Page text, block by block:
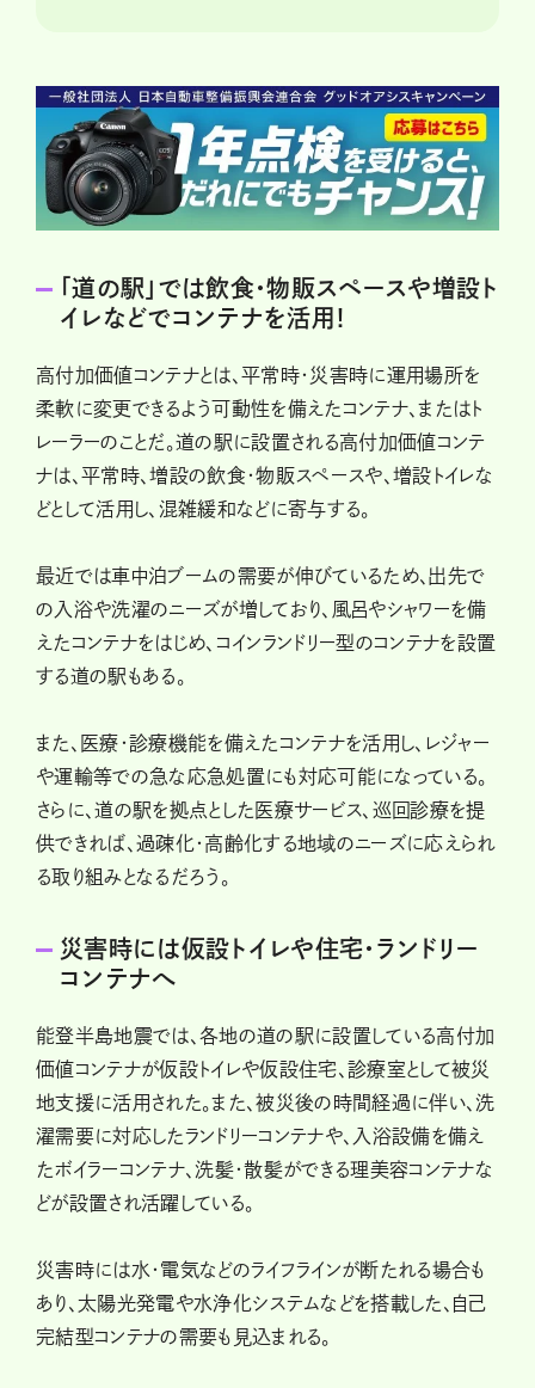
「道の駅」では飲食・物販スペースや増設ト
イレなどでコンテナを活用！
高付加価値コンテナとは、平常時・災害時に運用場所を
柔軟に変更できるよう可動性を備えたコンテナ、またはト
レーラーのことだ。道の駅に設置される高付加価値コンテ
ナは、平常時、増設の飲食・物販スペースや、増設トイレな
どとして活用し、混雑緩和などに寄与する。
最近では車中泊ブームの需要が伸びているため、出先で
の入浴や洗濯のニーズが増しており、風呂やシャワーを備
えたコンテナをはじめ、コインランドリー型のコンテナを設置
する道の駅もある。
また、医療・診療機能を備えたコンテナを活用し、レジャー
や運輸等での急な応急処置にも対応可能になっている。
さらに、道の駅を拠点とした医療サービス、巡回診療を提
供できれば、過疎化・高齢化する地域のニーズに応えられ
る取り組みとなるだろう。
災害時には仮設トイレや住宅・ランドリー
コンテナへ
能登半島地震では、各地の道の駅に設置している高付加
価値コンテナが仮設トイレや仮設住宅、診療室として被災
地支援に活用された。また、被災後の時間経過に伴い、洗
濯需要に対応したランドリーコンテナや、入浴設備を備え
たボイラーコンテナ、洗髪・散髪ができる理美容コンテナな
どが設置され活躍している。
災害時には水・電気などのライフラインが断たれる場合も
あり、太陽光発電や水浄化システムなどを搭載した、自己
完結型コンテナの需要も見込まれる。